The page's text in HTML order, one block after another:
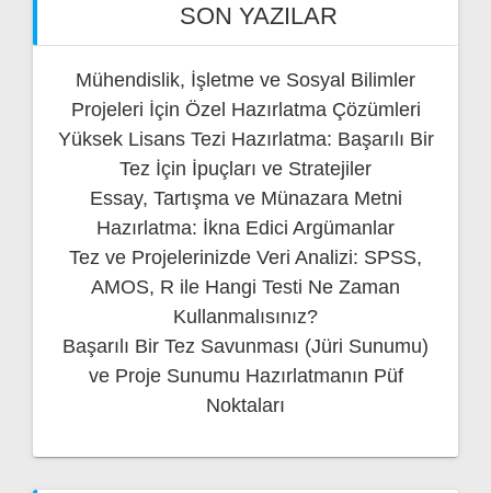
SON YAZILAR
Mühendislik, İşletme ve Sosyal Bilimler
Projeleri İçin Özel Hazırlatma Çözümleri
Yüksek Lisans Tezi Hazırlatma: Başarılı Bir
Tez İçin İpuçları ve Stratejiler
Essay, Tartışma ve Münazara Metni
Hazırlatma: İkna Edici Argümanlar
Tez ve Projelerinizde Veri Analizi: SPSS,
AMOS, R ile Hangi Testi Ne Zaman
Kullanmalısınız?
Başarılı Bir Tez Savunması (Jüri Sunumu)
ve Proje Sunumu Hazırlatmanın Püf
Noktaları